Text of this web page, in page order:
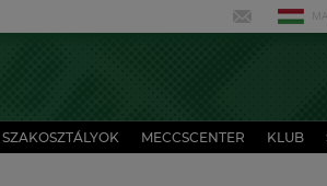
SZAKOSZTÁLYOK MECCSCENTER KLUB